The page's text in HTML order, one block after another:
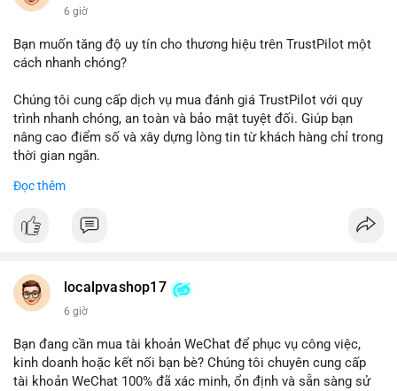
6 giờ
Bạn muốn tăng độ uy tín cho thương hiệu trên TrustPilot một
cách nhanh chóng?
Chúng tôi cung cấp dịch vụ mua đánh giá TrustPilot với quy
trình nhanh chóng, an toàn và bảo mật tuyệt đối. Giúp bạn
nâng cao điểm số và xây dựng lòng tin từ khách hàng chỉ trong
thời gian ngắn.
Đặt hàng ngay hôm nay để nhận ưu đãi:
👉 Order tại: localpvashop
👉 Telegram: @localpvashop
👉 Email: localpvashop@gmail.com
Đừng bỏ lỡ cơ hội cải thiện danh tiếng trực tuyến của bạn một
cách hiệu quả!
Đọc thêm
localpvashop17
6 giờ
Bạn đang cần mua tài khoản WeChat để phục vụ công việc,
kinh doanh hoặc kết nối bạn bè? Chúng tôi chuyên cung cấp
tài khoản WeChat 100% đã xác minh, ổn định và sẵn sàng sử